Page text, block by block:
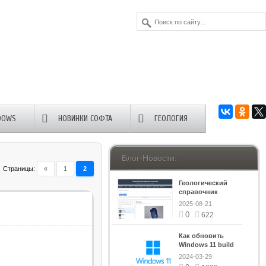
НОВИНКИ СОФТА ГЕОЛОГИЯ
Страницы: « 1 2
Блог-Новости:
Геологический
справочник
минералов
2025-08-21
0 622
Как обновить
Windows 11 build
26040 на сборку
2024-03-29